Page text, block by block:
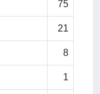
75
21
8
1